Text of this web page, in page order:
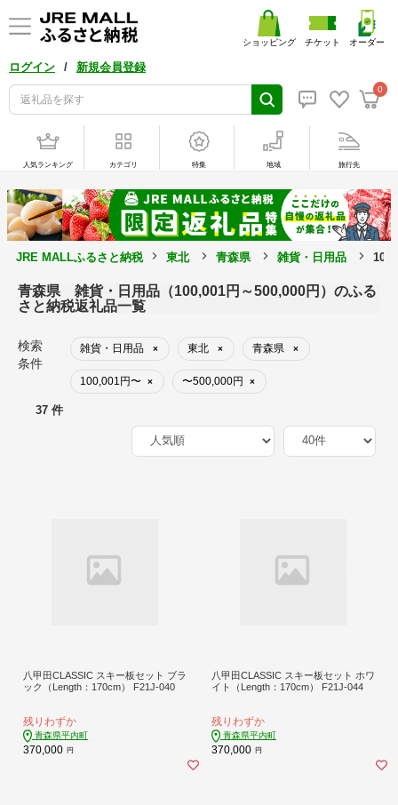
ログイン / 新規会員登録
0
ショッピング チケット オーダー
人気ランキング カテゴリ 特集 地域 旅行先
JRE MALLふるさと納税 東北 青森県 雑貨・日用品
青森県 雑貨・日用品（100,001円～500,000円）のふる
さと納税返礼品一覧
検索
条件
雑貨・日用品 × 東北 × 青森県 ×
100,001円〜 × 〜500,000円 ×
37 件
八甲田CLASSIC スキー板セット ブラ
ック（Length：170cm） F21J-040
残りわずか
青森県平内町
370,000 円
八甲田CLASSIC スキー板セット ホワ
イト（Length：170cm） F21J-044
残りわずか
青森県平内町
370,000 円